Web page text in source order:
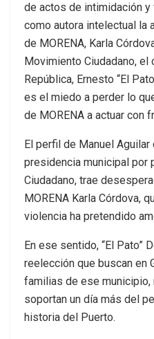
de actos de intimidación
como autora intelectual la
de MORENA, Karla
Movimiento Ciudadano, el
República, Ernesto “El
es el miedo a perder lo
de MORENA a actuar con
El perfil de Manuel
presidencia municipal por
Ciudadano, trae
MORENA Karla Córdova,
violencia ha pretendido
En ese sentido, “El Pato”
reelección que buscan en
familias de ese municipio,
soportan un día más del
historia del Puerto.